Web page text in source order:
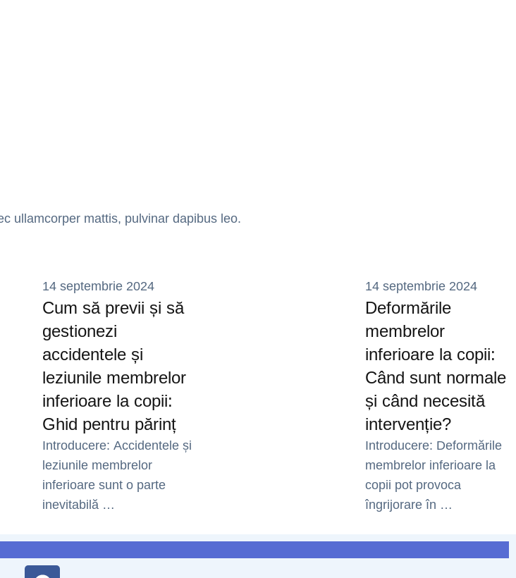
ullamcorper mattis, pulvinar dapibus leo.
14 septembrie 2024
Cum să previi și să
gestionezi
accidentele și
leziunile membrelor
inferioare la copii:
Ghid pentru părinț
Introducere: Accidentele și
leziunile membrelor
inferioare sunt o parte
inevitabilă …
14 septembrie 2024
Deformările
membrelor
inferioare la copii:
Când sunt normale
și când necesită
intervenție?
Introducere: Deformările
membrelor inferioare la
copii pot provoca
îngrijorare în …